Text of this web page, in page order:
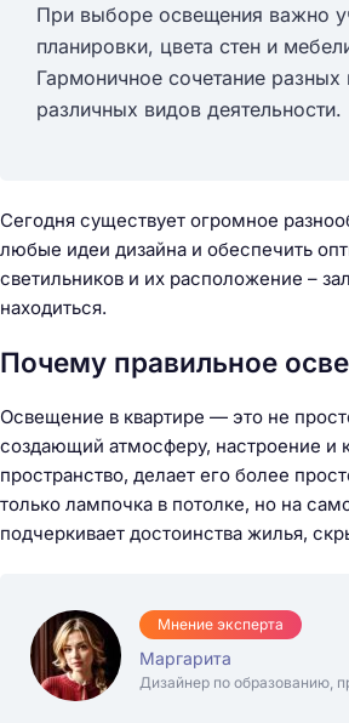
При выборе освещения важно
планировки, цвета стен и
Гармоничное сочетание
различных видов деятельности.
Сегодня существует огромное
любые идеи дизайна и обеспечить
светильников и их расположение –
находиться.
Почему правильное
Освещение в квартире — это не
создающий атмосферу, настроение и
пространство, делает его более
только лампочка в потолке, но на
подчеркивает достоинства жилья,
Мнение эксперта
Маргарита
Дизайнер по образованию,